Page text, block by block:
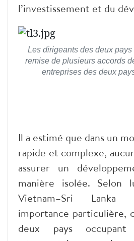
l’investissement et du
Les dirigeants des deux
remise de plusieurs accords
entreprises des deux
Il a estimé que dans un
rapide et complexe,
assurer un
manière isolée. Selon
Vietnam–Sri
importance particulière,
deux pays